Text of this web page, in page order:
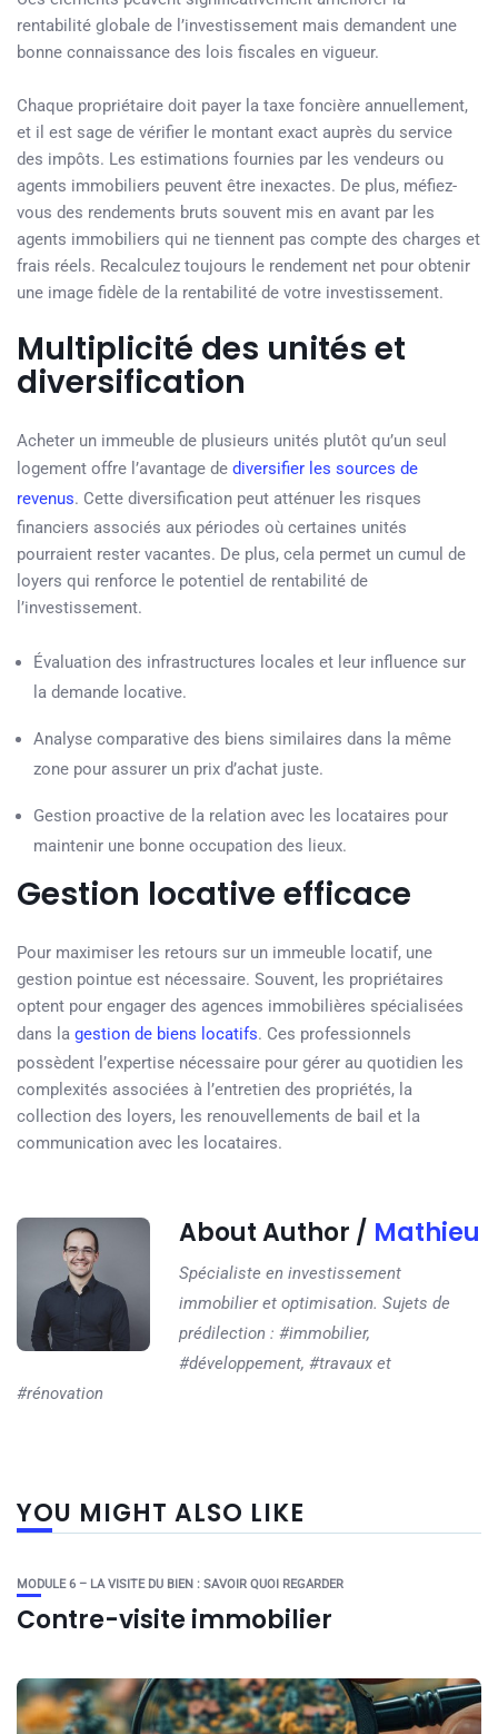
rentabilité globale de l’investissement mais demandent une
bonne connaissance des lois fiscales en vigueur.
Chaque propriétaire doit payer la taxe foncière annuellement,
et il est sage de vérifier le montant exact auprès du service
des impôts. Les estimations fournies par les vendeurs ou
agents immobiliers peuvent être inexactes. De plus, méfiez-
vous des rendements bruts souvent mis en avant par les
agents immobiliers qui ne tiennent pas compte des charges et
frais réels. Recalculez toujours le rendement net pour obtenir
une image fidèle de la rentabilité de votre investissement.
Multiplicité des unités et
diversification
Acheter un immeuble de plusieurs unités plutôt qu’un seul
logement offre l’avantage de diversifier les sources de
revenus. Cette diversification peut atténuer les risques
financiers associés aux périodes où certaines unités
pourraient rester vacantes. De plus, cela permet un cumul de
loyers qui renforce le potentiel de rentabilité de
l’investissement.
Évaluation des infrastructures locales et leur influence sur
la demande locative.
Analyse comparative des biens similaires dans la même
zone pour assurer un prix d’achat juste.
Gestion proactive de la relation avec les locataires pour
maintenir une bonne occupation des lieux.
Gestion locative efficace
Pour maximiser les retours sur un immeuble locatif, une
gestion pointue est nécessaire. Souvent, les propriétaires
optent pour engager des agences immobilières spécialisées
dans la gestion de biens locatifs. Ces professionnels
possèdent l’expertise nécessaire pour gérer au quotidien les
complexités associées à l’entretien des propriétés, la
collection des loyers, les renouvellements de bail et la
communication avec les locataires.
About Author / Mathieu
Spécialiste en investissement
immobilier et optimisation. Sujets de
prédilection : #immobilier,
#développement, #travaux et
#rénovation
YOU MIGHT ALSO LIKE
MODULE 6 – LA VISITE DU BIEN : SAVOIR QUOI REGARDER
Contre-visite immobilier